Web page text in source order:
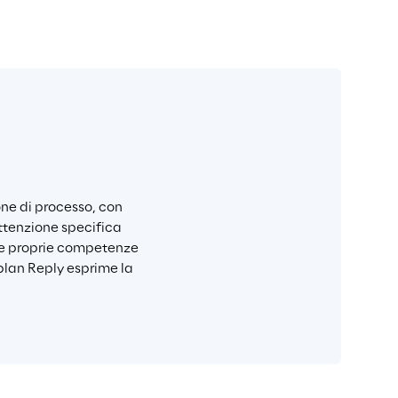
di processo, con
specifica
proprie competenze
Reply esprime la